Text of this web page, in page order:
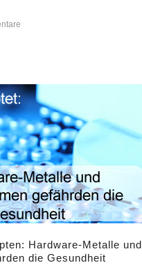
Hardware-Metalle und
die Gesundheit